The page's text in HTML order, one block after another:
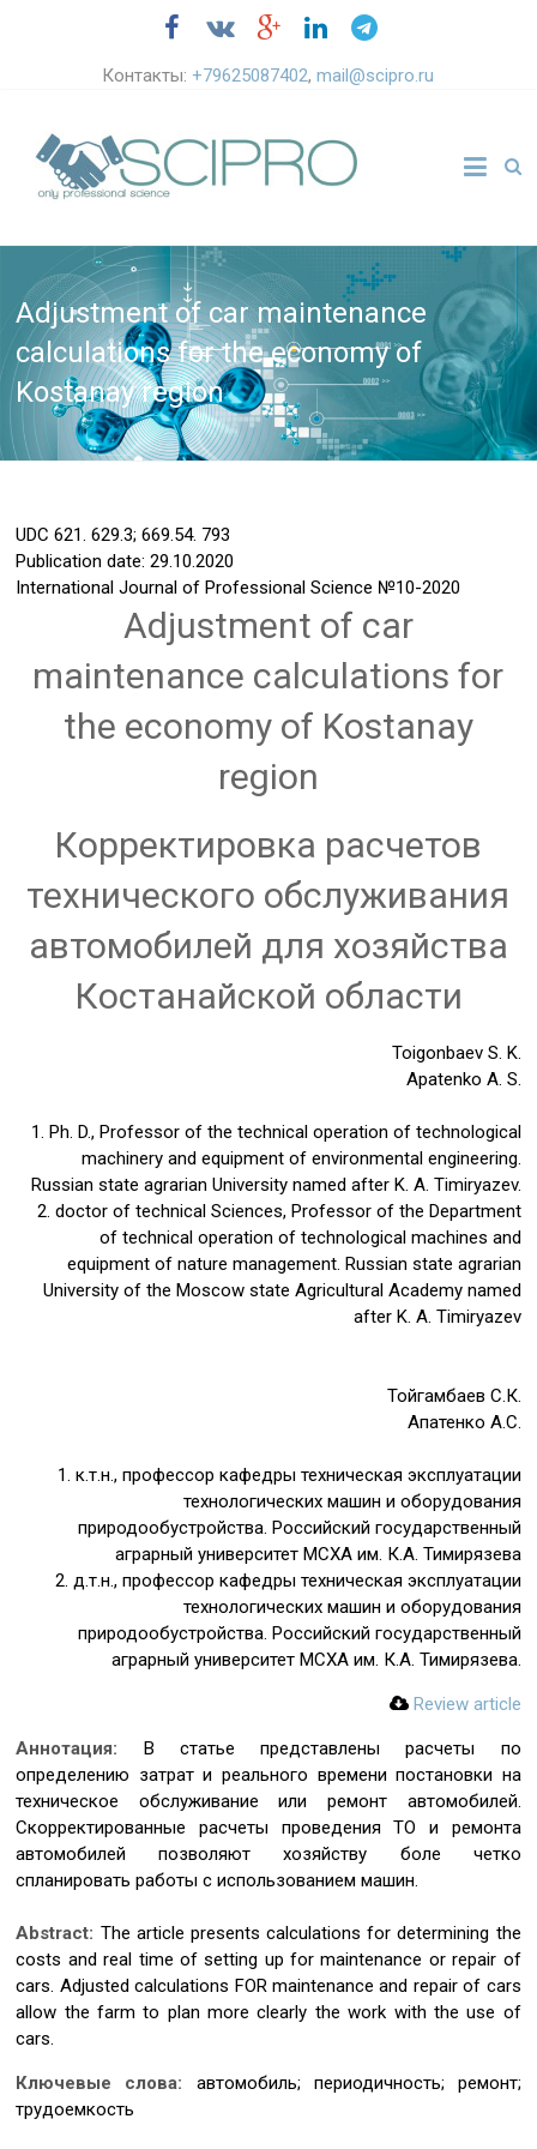
Контакты:+79625087402,mail@scipro.ru
Adjustment of car maintenance
calculations for the economy of
Kostanay region
UDC621. 629.3; 669.54. 793
Publication date: 29.10.2020
International Journal of Professional Science №10-2020
Adjustment of car
maintenance calculations for
the economy of Kostanay
region
Корректировка расчетов
технического обслуживания
автомобилей для хозяйства
Костанайской области
Toigonbaev S. K.
Apatenko A. S.
1. Ph. D., Professor of the technical operation of technological
machinery and equipment of environmental engineering.
Russian state agrarian University named after K. A. Timiryazev.
2. doctor of technical Sciences, Professor of the Department
of technical operation of technological machines and
equipment of nature management. Russian state agrarian
University of the Moscow state Agricultural Academy named
after K. A. Timiryazev
Тойгамбаев С.К.
Апатенко А.С.
1. к.т.н., профессор кафедры техническая эксплуатации
технологических машин и оборудования
природообустройства. Российский государственный
аграрный университет МСХА им. К.А. Тимирязева
2. д.т.н., профессор кафедры техническая эксплуатации
технологических машин и оборудования
природообустройства. Российский государственный
аграрный университет МСХА им. К.А. Тимирязева.
Review article
Аннотация: В статье представлены расчеты по
определению затрат и реального времени постановки на
техническое обслуживание или ремонт автомобилей.
Скорректированные расчеты проведения ТО и ремонта
автомобилей позволяют хозяйству боле четко
спланировать работы с использованием машин.
Abstract: The article presents calculations for determining the
costs and real time of setting up for maintenance or repair of
cars. Adjusted calculations FOR maintenance and repair of cars
allow the farm to plan more clearly the work with the use of
cars.
Ключевые слова: автомобиль; периодичность; ремонт;
трудоемкость